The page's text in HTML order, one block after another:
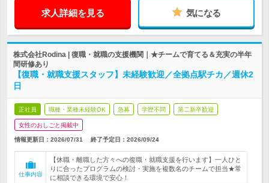
求人詳細を見る 気になる
株式会社Rodina | 復職・就職の支援機関｜★チームで育てる＆充実の半年
間研修あり
【復職・就職支援スタッフ】未経験歓迎／全拠点駅チカ／週休2
日
正社員 職種・業種未経験OK 急募 学歴不問 第二新卒歓迎
女性のおしごと掲載中
情報更新日：2026/07/31 終了予定日： 2026/09/24
仕事内容
【休職・離職した方々への復職・就職支援を行います】一人ひと
りに合ったプログラムの検討・実施を複数名のチームで担当★常
に相談できる環境で安心！